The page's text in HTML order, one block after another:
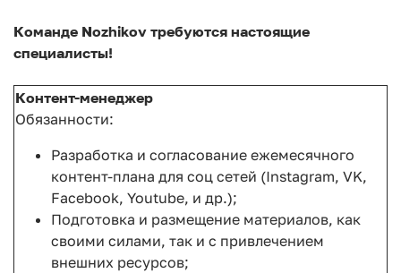
Команде Nozhikov требуются настоящие
специалисты!
Контент-менеджер
Обязанности:
Разработка и согласование ежемесячного
контент-плана для соц сетей (Instagram, VK,
Facebook, Youtube, и др.);
Подготовка и размещение материалов, как
своими силами, так и с привлечением
внешних ресурсов;